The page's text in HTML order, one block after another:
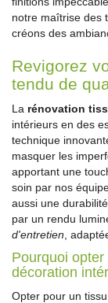
notre maîtrise des
créons des
Revigorez
tendu de
La rénovation
intérieurs en des
technique
masquer les
apportant une
soin par nos
aussi une
par un rendu
d'entretien ,
Pourquoi
décoration
Opter pour un